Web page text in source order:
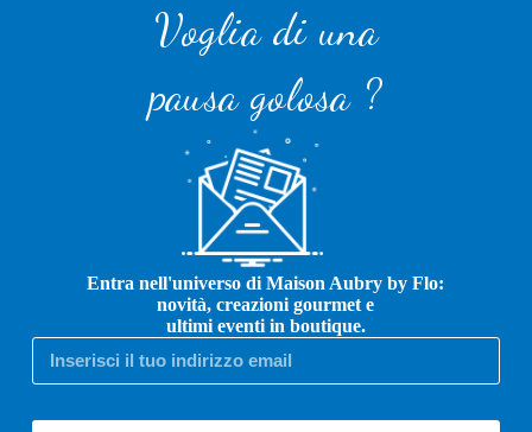
Voglia di una
pausa golosa ?
Entra nell'universo di Maison Aubry by Flo:
novità, creazioni gourmet e
ultimi eventi in boutique.